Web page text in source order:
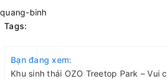
quang-binh
Tags:
Bạn đang xem:
Khu sinh thái OZO Treetop Park – Vui